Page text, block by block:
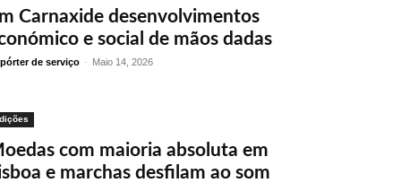
Carnaxide desenvolvimentos
e social de mãos dadas
de serviço - Maio 14, 2026
com maioria absoluta em
e marchas desfilam ao som